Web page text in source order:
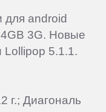
для android
3G. Новые
Lollipop 5.1.1.
г.; Диагональ